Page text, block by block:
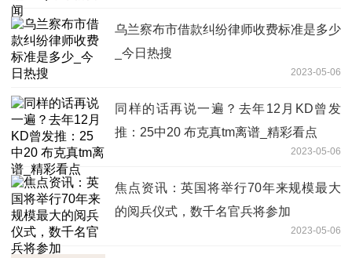
乌兰察布市借款纠纷律师收费标准是多少
_今日热搜
2023-05-06
同样的话再说一遍？去年12月KD曾发
推：25中20 布克真tm离谱_精彩看点
2023-05-06
焦点资讯：英国将举行70年来规模最大
的阅兵仪式，数千名官兵将参加
2023-05-06